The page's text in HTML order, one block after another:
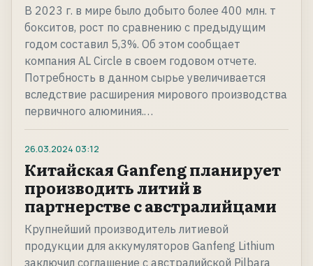
В 2023 г. в мире было добыто более 400 млн. т
бокситов, рост по сравнению с предыдущим
годом составил 5,3%. Об этом сообщает
компания AL Circle в своем годовом отчете.
Потребность в данном сырье увеличивается
вследствие расширения мирового производства
первичного алюминия.…
26.03.2024 03:12
Китайская Ganfeng планирует
производить литий в
партнерстве с австралийцами
Крупнейший производитель литиевой
продукции для аккумуляторов Ganfeng Lithium
заключил соглашение с австралийской Pilbara